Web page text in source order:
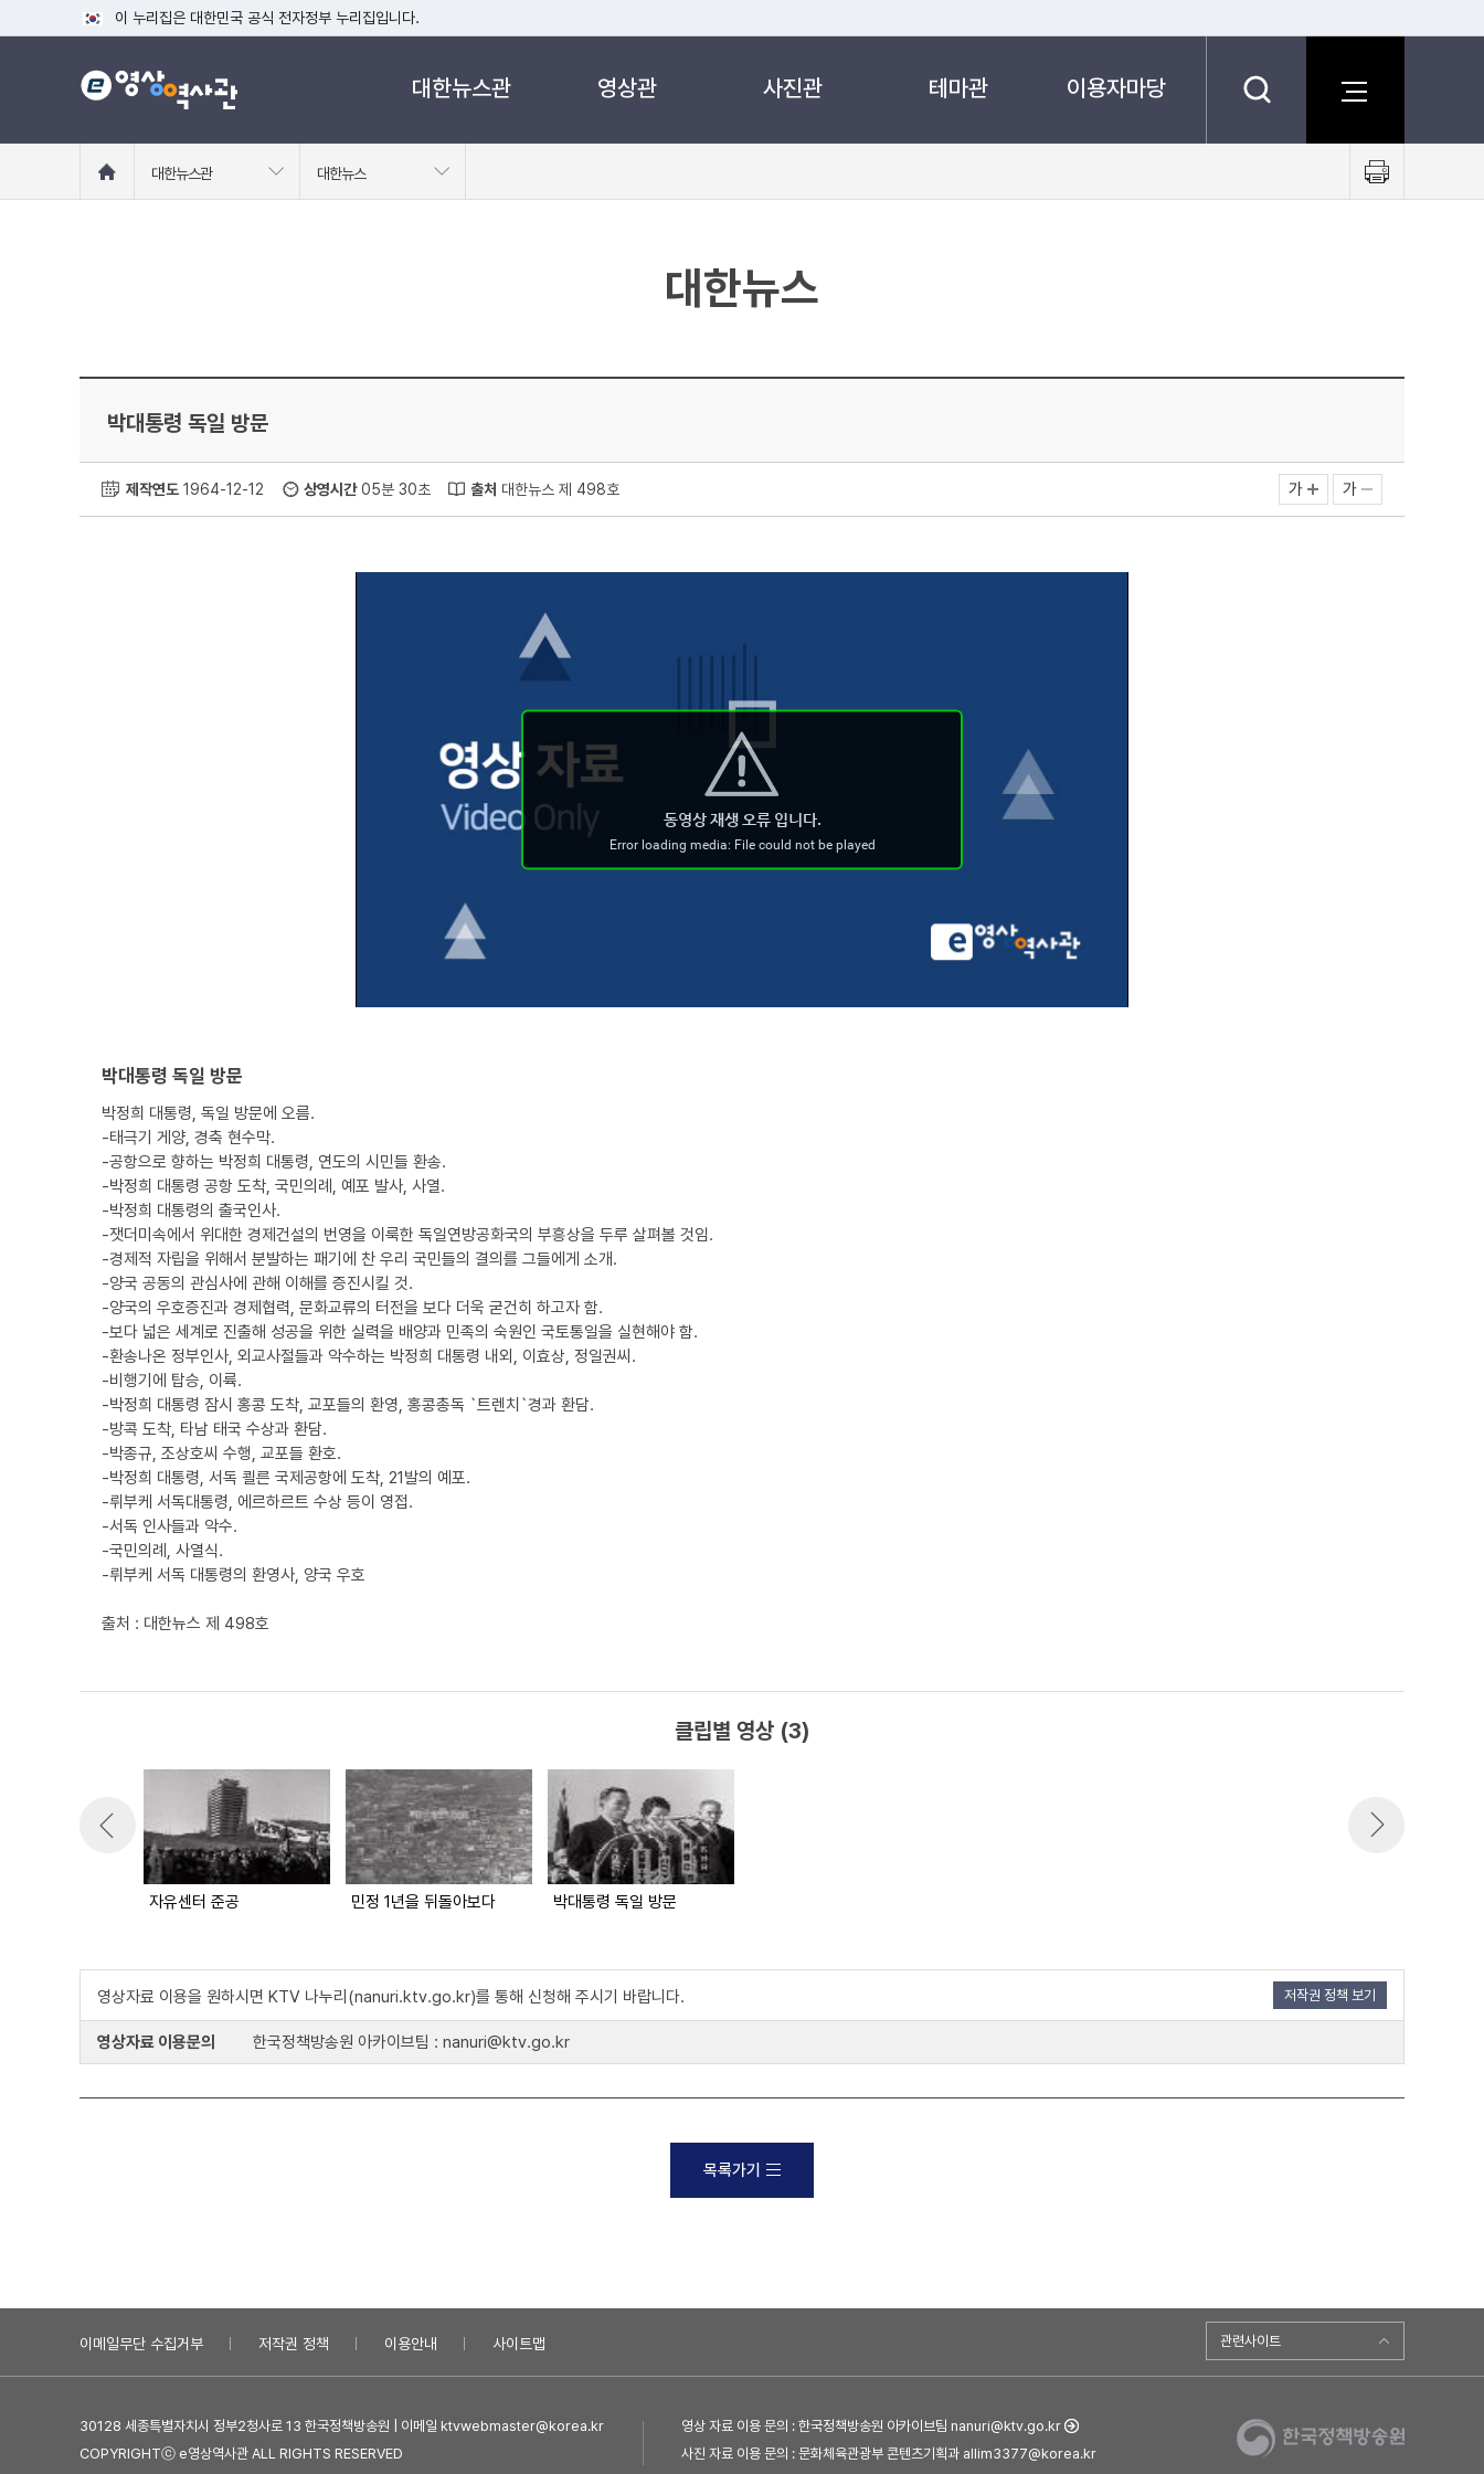
이 누리집은 대한민국 공식 전자정부 누리집입니다.
공식 누리집 주소 확인하기
go.kr 주소를 사용하는 누리집은 대한민국 정부기관이 관리하는 누리집입니다.
대한뉴스관 영상관 사진관 테마관 이용자마당
로
대한뉴스관 대한뉴스
트
대한뉴스
박대통령 독일 방문
제작연도 1964-12-12 상영시간05분 30초 출처 대한뉴스 제 498호 가 가
박대통령 독일 방문
박정희 대통령, 독일 방문에 오름.
-태극기 게양, 경축 현수막.
-공항으로 향하는 박정희 대통령, 연도의 시민들 환송.
-박정희 대통령 공항 도착, 국민의례, 예포 발사, 사열.
-박정희 대통령의 출국인사.
-잿더미속에서 위대한 경제건설의 번영을 이룩한 독일연방공화국의 부흥상을 두루 살펴볼 것임.
-경제적 자립을 위해서 분발하는 패기에 찬 우리 국민들의 결의를 그들에게 소개.
-양국 공동의 관심사에 관해 이해를 증진시킬 것.
-양국의 우호증진과 경제협력, 문화교류의 터전을 보다 더욱 굳건히 하고자 함.
-보다 넓은 세계로 진출해 성공을 위한 실력을 배양과 민족의 숙원인 국토통일을 실현해야 함.
-환송나온 정부인사, 외교사절들과 악수하는 박정희 대통령 내외, 이효상, 정일권씨.
-비행기에 탑승, 이륙.
-박정희 대통령 잠시 홍콩 도착, 교포들의 환영, 홍콩총독 `트렌치`경과 환담.
-방콕 도착, 타남 태국 수상과 환담.
-박종규, 조상호씨 수행, 교포들 환호.
-박정희 대통령, 서독 쾰른 국제공항에 도착, 21발의 예포.
-뤼부케 서독대통령, 에르하르트 수상 등이 영접.
-서독 인사들과 악수.
-국민의례, 사열식.
-뤼부케 서독 대통령의 환영사, 양국 우호
출처 : 대한뉴스 제 498호
클립별 영상 (3)
자유센터 준공 민정 1년을 뒤돌아보다 박대통령 독일 방문
영상자료 이용을 원하시면 KTV 나누리(nanuri.ktv.go.kr)를 통해 신청해 주시기 바랍니다. 저작권 정책 보기
영상자료 이용문의 한국정책방송원 아카이브팀 : nanuri@ktv.go.kr
목록가기
이메일무단 수집거부 저작권 정책 이용안내 사이트맵 관련사이트
30128 세종특별자치시 정부2청사로 13 한국정책방송원 | 이메일 ktvwebmaster@korea.kr
COPYRIGHTⓒ e영상역사관 ALL RIGHTS RESERVED
영상 자료 이용 문의 : 한국정책방송원 아카이브팀 nanuri@ktv.go.kr
사진 자료 이용 문의 : 문화체육관광부 콘텐츠기획과 allim3377@korea.kr